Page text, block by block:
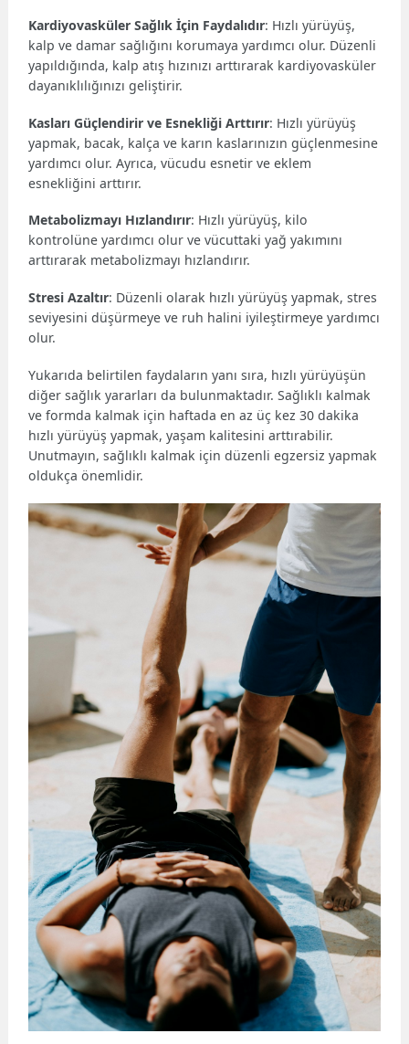
Kardiyovasküler Sağlık İçin Faydalıdır: Hızlı yürüyüş,
kalp ve damar sağlığını korumaya yardımcı olur. Düzenli
yapıldığında, kalp atış hızınızı arttırarak kardiyovasküler
dayanıklılığınızı geliştirir.
Kasları Güçlendirir ve Esnekliği Arttırır: Hızlı yürüyüş
yapmak, bacak, kalça ve karın kaslarınızın güçlenmesine
yardımcı olur. Ayrıca, vücudu esnetir ve eklem
esnekliğini arttırır.
Metabolizmayı Hızlandırır: Hızlı yürüyüş, kilo
kontrolüne yardımcı olur ve vücuttaki yağ yakımını
arttırarak metabolizmayı hızlandırır.
Stresi Azaltır: Düzenli olarak hızlı yürüyüş yapmak, stres
seviyesini düşürmeye ve ruh halini iyileştirmeye yardımcı
olur.
Yukarıda belirtilen faydaların yanı sıra, hızlı yürüyüşün
diğer sağlık yararları da bulunmaktadır. Sağlıklı kalmak
ve formda kalmak için haftada en az üç kez 30 dakika
hızlı yürüyüş yapmak, yaşam kalitesini arttırabilir.
Unutmayın, sağlıklı kalmak için düzenli egzersiz yapmak
oldukça önemlidir.